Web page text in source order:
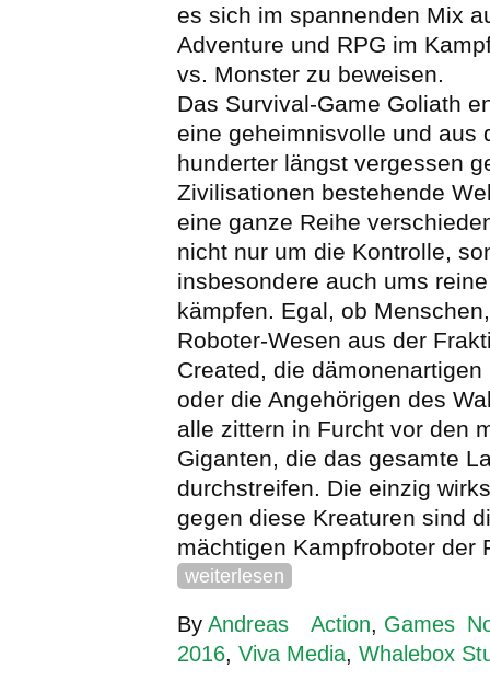
es sich im spannenden Mix
Adventure und RPG im
vs. Monster zu beweisen.
Das Survival-Game Goliath
eine geheimnisvolle und aus
hunderter längst vergessen
Zivilisationen bestehende
eine ganze Reihe
nicht nur um die Kontrolle,
insbesondere auch ums
kämpfen. Egal, ob
Roboter-Wesen aus der
Created, die dämonenartigen
oder die Angehörigen des
alle zittern in Furcht vor den
Giganten, die das gesamte
durchstreifen. Die einzig
gegen diese Kreaturen sind
mächtigen Kampfroboter der
weiterlesen
By Andreas Action, Games
2016, Viva Media, Whalebox